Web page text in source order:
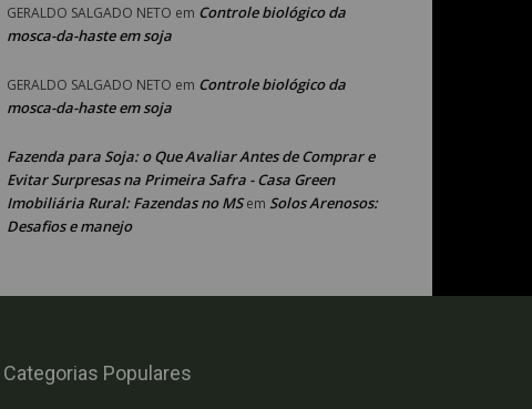
GERALDO SALGADO NETO em Controle biológico da
mosca-da-haste em soja
GERALDO SALGADO NETO em Controle biológico da
mosca-da-haste em soja
Fazenda para Soja: o Que Avaliar Antes de Comprar e
Evitar Surpresas na Primeira Safra - Casa Green
Imobiliária Rural: Fazendas no MSem Solos Arenosos:
Desafios e manejo
Categorias Populares